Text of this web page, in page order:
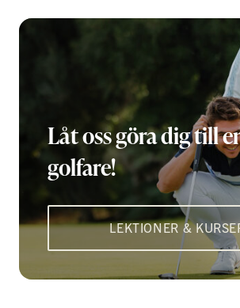
Låt oss göra dig till
golfare!
LEKTIONER &